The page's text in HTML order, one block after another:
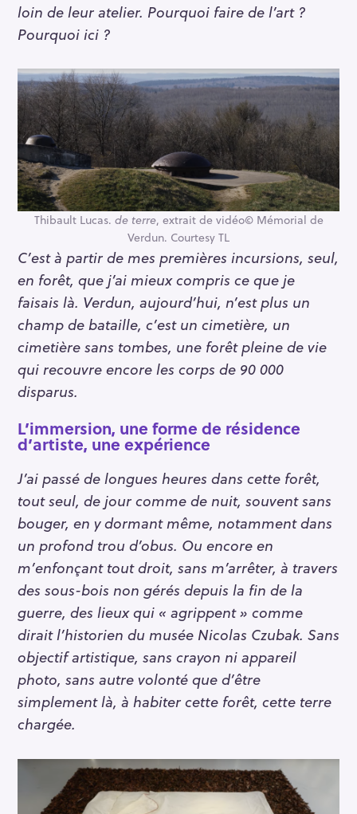
loin de leur atelier. Pourquoi faire de l’art ?
Pourquoi ici ?
Thibault Lucas. de terre, extrait de vidéo© Mémorial de
Verdun. Courtesy TL
C’est à partir de mes premières incursions, seul,
en forêt, que j’ai mieux compris ce que je
faisais là. Verdun, aujourd’hui, n’est plus un
champ de bataille, c’est un cimetière, un
cimetière sans tombes, une forêt pleine de vie
qui recouvre encore les corps de 90 000
disparus.
L’immersion, une forme de résidence
d’artiste, une expérience
J’ai passé de longues heures dans cette forêt,
tout seul, de jour comme de nuit, souvent sans
bouger, en y dormant même, notamment dans
un profond trou d’obus. Ou encore en
m’enfonçant tout droit, sans m’arrêter, à travers
des sous-bois non gérés depuis la fin de la
guerre, des lieux qui « agrippent » comme
dirait l’historien du musée Nicolas Czubak. Sans
objectif artistique, sans crayon ni appareil
photo, sans autre volonté que d’être
simplement là, à habiter cette forêt, cette terre
chargée.
S
e
a
h
f
o